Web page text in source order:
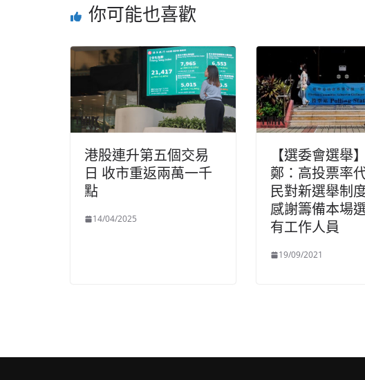
你可能也喜歡
港股連升第五個交易
日 收市重返兩萬一千
點
14/04/2025
【選委會選舉
鄭：高投票率
民對新選舉制
感謝籌備本場
有工作人員
19/09/2021